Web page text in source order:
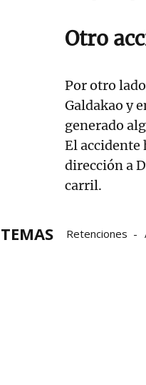
Otro
Por otro
Galdakao y
generado
El accidente
dirección a
carril.
TEMAS Retenciones